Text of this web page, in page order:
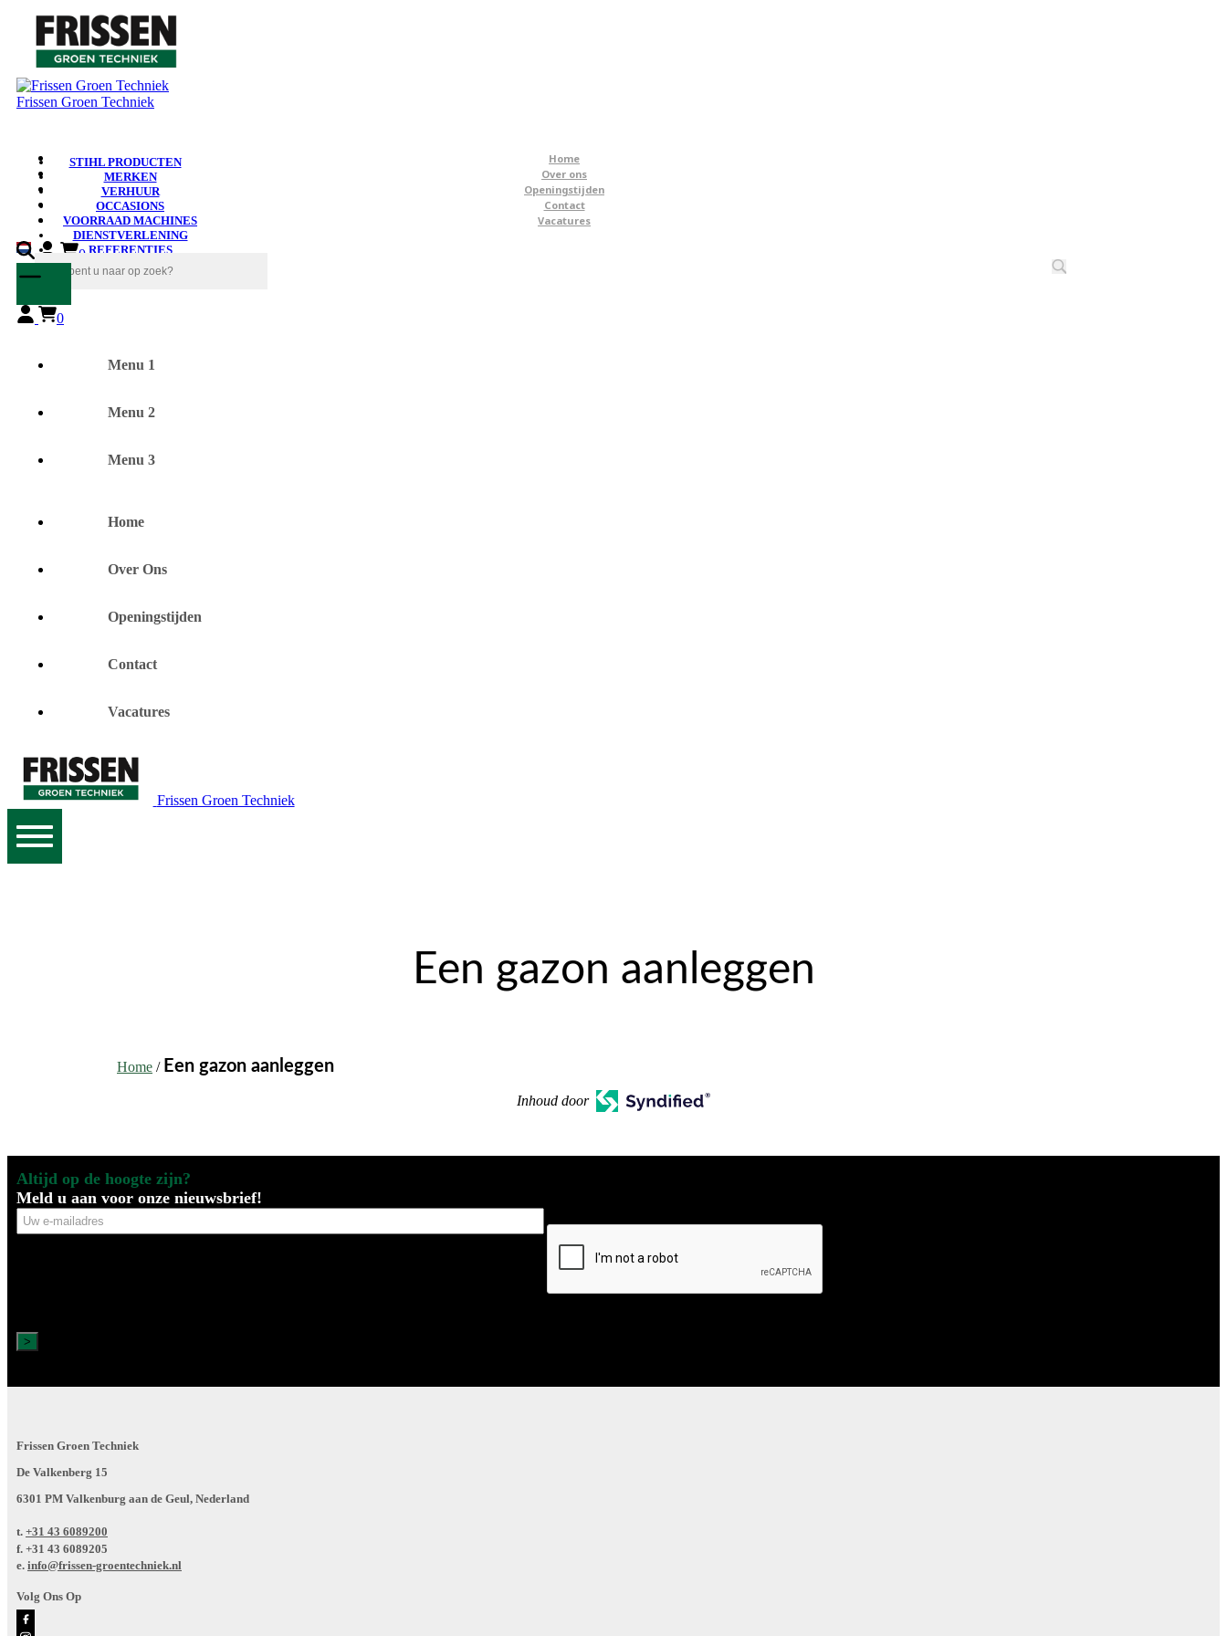
Frissen Groen Techniek
Home
Over ons
Openingstijden
Contact
Vacatures
STIHL PRODUCTEN
MERKEN
VERHUUR
OCCASIONS
VOORRAAD MACHINES
DIENSTVERLENING
REFERENTIES
0
0
Menu 1
Menu 2
Menu 3
Home
Over Ons
Openingstijden
Contact
Vacatures
Frissen Groen Techniek
Een gazon aanleggen
Home / Een gazon aanleggen
Inhoud door
Altijd op de hoogte zijn?
Meld u aan voor onze nieuwsbrief!
Uw
e-
Frissen Groen Techniek
De Valkenberg 15
6301 PM Valkenburg aan de Geul, Nederland
t. +31 43 6089200
f. +31 43 6089205
e. info@frissen-groentechniek.nl
Volg Ons Op